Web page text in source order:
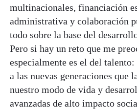
multinacionales, financiación
administrativa y colaboración
todo sobre la base del
Pero si hay un reto que me
especialmente es el del
a las nuevas generaciones que
nuestro modo de vida y
avanzadas de alto impacto